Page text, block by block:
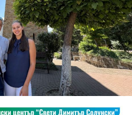
от Първомайстора
града, обединени от
и желание да градят
модел, който дава шанс на
Във време, когато сякаш е
ние показваме, че два
индустрията и обществените
града могат да вървят